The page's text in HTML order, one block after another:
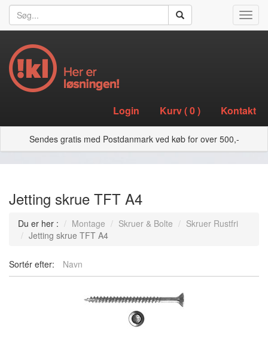
Login Kurv (0) Kontakt
Sendes gratis med Postdanmark ved køb for over 500,-
Jetting skrue TFT A4
Du er her : Montage Skruer & Bolte
Skruer Rustfri
Jetting skrue TFT A4
Sortér efter: Navn